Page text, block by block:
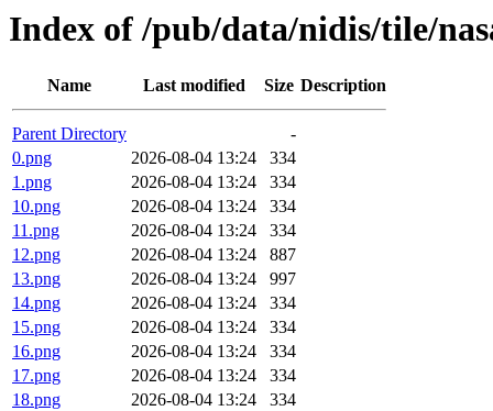
Index of /pub/data/nidis/tile/
Name Last modified Size Description
Parent Directory
-
0.png
2026-08-04 13:24
334
1.png
2026-08-04 13:24
334
10.png
2026-08-04 13:24
334
11.png
2026-08-04 13:24
334
12.png
2026-08-04 13:24
887
13.png
2026-08-04 13:24
997
14.png
2026-08-04 13:24
334
15.png
2026-08-04 13:24
334
16.png
2026-08-04 13:24
334
17.png
2026-08-04 13:24
334
18.png
2026-08-04 13:24
334